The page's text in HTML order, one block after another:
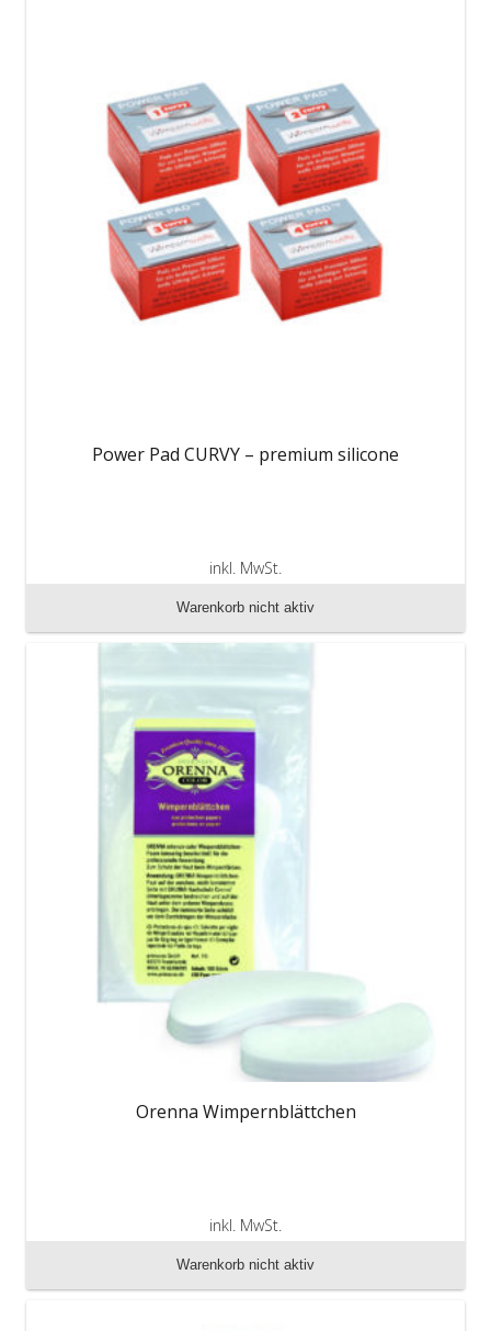
Power Pad CURVY – premium silicone
inkl. MwSt.
zzgl. Versandkosten
Warenkorb nicht aktiv
Orenna Wimpernblättchen
inkl. MwSt.
zzgl. Versandkosten
Warenkorb nicht aktiv